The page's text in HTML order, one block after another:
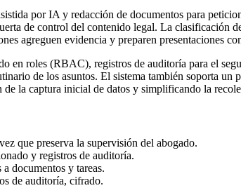
por IA y redacción de documentos para
de control del contenido legal. La clasificación
agreguen evidencia y preparen presentaciones
en roles (RBAC), registros de auditoría para el
de los asuntos. El sistema también soporta
la captura inicial de datos y simplificando la
que preserva la supervisión del abogado.
y registros de auditoría.
documentos y tareas.
de auditoría, cifrado.